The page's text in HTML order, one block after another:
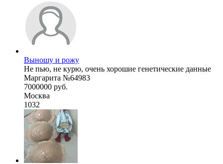
Выношу и рожу
Не пью, не курю, очень хорошие генетические данные
Маргарита №64983
7000000 руб.
Москва
1032